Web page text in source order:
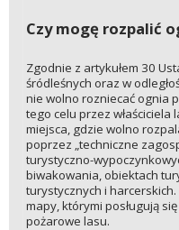
Czy mogę rozpalić
Zgodnie z artykułem 30
śródleśnych oraz w
nie wolno rozniecać ognia
tego celu przez właściciela
miejsca, gdzie wolno
poprzez „techniczne
turystyczno-
biwakowania, obiektach
turystycznych i
mapy, którymi posługują
pożarowe lasu.